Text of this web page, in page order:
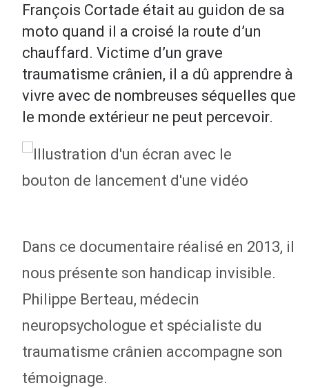
François Cortade était au guidon de sa
moto quand il a croisé la route d’un
chauffard. Victime d’un grave
traumatisme crânien, il a dû apprendre à
vivre avec de nombreuses séquelles que
le monde extérieur ne peut percevoir.
Dans ce documentaire réalisé en 2013, il
nous présente son handicap invisible.
Philippe Berteau, médecin
neuropsychologue et spécialiste du
traumatisme crânien accompagne son
témoignage.